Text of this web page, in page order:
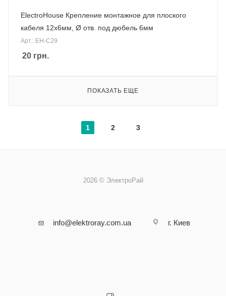
ElectroHouse Крепление монтажное для плоского
кабеля 12x6мм, Ø отв. под дюбель 6мм
Арт.: EH-C29
20 грн.
ПОКАЗАТЬ ЕЩЕ
1 2 3
2026 © ЭлектроРай
info@elektroray.com.ua г. Киев